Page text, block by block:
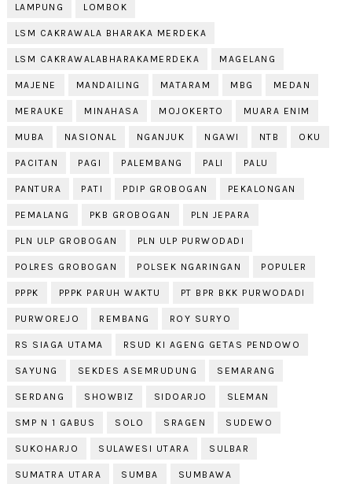
LAMPUNG LOMBOK
LSM CAKRAWALA BHARAKA MERDEKA
LSM CAKRAWALABHARAKAMERDEKA MAGELANG
MAJENE MANDAILING MATARAM MBG MEDAN
MERAUKE MINAHASA MOJOKERTO MUARA ENIM
MUBA NASIONAL NGANJUK NGAWI NTB OKU
PACITAN PAGI PALEMBANG PALI PALU
PANTURA PATI PDIP GROBOGAN PEKALONGAN
PEMALANG PKB GROBOGAN PLN JEPARA
PLN ULP GROBOGAN PLN ULP PURWODADI
POLRES GROBOGAN POLSEK NGARINGAN POPULER
PPPK PPPK PARUH WAKTU PT BPR BKK PURWODADI
PURWOREJO REMBANG ROY SURYO
RS SIAGA UTAMA RSUD KI AGENG GETAS PENDOWO
SAYUNG SEKDES ASEMRUDUNG SEMARANG
SERDANG SHOWBIZ SIDOARJO SLEMAN
SMP N 1 GABUS SOLO SRAGEN SUDEWO
SUKOHARJO SULAWESI UTARA SULBAR
SUMATRA UTARA SUMBA SUMBAWA